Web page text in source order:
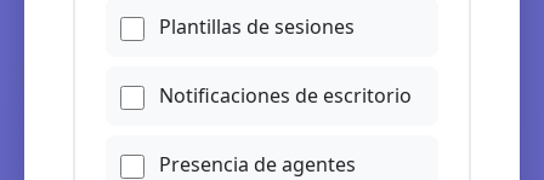
Plantillas de sesiones
Notificaciones de escritorio
Presencia de agentes